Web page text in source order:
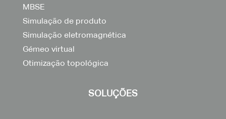
MBSE
Simulação de produto
Simulação eletromagnética
Gémeo virtual
Otimização topológica
SOLUÇÕES